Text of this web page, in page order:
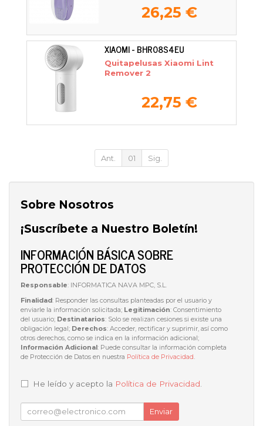
26,25 €
XIAOMI - BHR08S4EU
Quitapelusas Xiaomi Lint
Remover 2
22,75 €
Ant. 01 Sig.
Sobre Nosotros
¡Suscríbete a Nuestro Boletín!
INFORMACIÓN BÁSICA SOBRE
PROTECCIÓN DE DATOS
Responsable: INFORMATICA NAVA MPC, S.L.
Finalidad: Responder las consultas planteadas por el usuario y
enviarle la información solicitada; Legitimación: Consentimiento
del usuario; Destinatarios: Solo se realizan cesiones si existe una
obligación legal; Derechos: Acceder, rectificar y suprimir, así como
otros derechos, como se indica en la información adicional;
Información Adicional : Puede consultar la información completa
de Protección de Datos en nuestra Política de Privacidad.
He leído y acepto la Política de Privacidad
Enviar